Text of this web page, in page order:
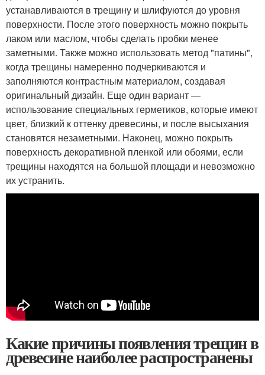
устанавливаются в трещину и шлифуются до уровня
поверхности. После этого поверхность можно покрыть
лаком или маслом, чтобы сделать пробки менее
заметными. Также можно использовать метод "патины",
когда трещины намеренно подчеркиваются и
заполняются контрастным материалом, создавая
оригинальный дизайн. Еще один вариант —
использование специальных герметиков, которые имеют
цвет, близкий к оттенку древесины, и после высыхания
становятся незаметными. Наконец, можно покрыть
поверхность декоративной пленкой или обоями, если
трещины находятся на большой площади и невозможно
их устранить.
Какие причины появления трещин в
древесине наиболее распространены